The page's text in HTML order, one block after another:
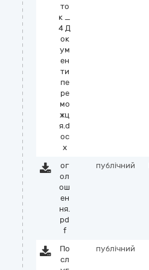
то
к _
4 Д
ок
ум
ен
ти
пе
ре
мо
жц
я.d
oc
x
ог
ол
ош
ен
ня.
pd
f
публічний
По
сл
публічний